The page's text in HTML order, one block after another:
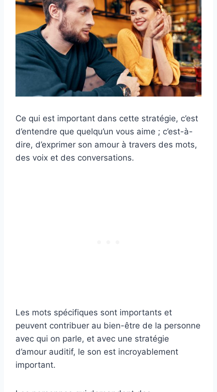
Ce qui est important dans cette stratégie, c’est
d’entendre que quelqu’un vous aime ; c’est-à-
dire, d’exprimer son amour à travers des mots,
des voix et des conversations.
Les mots spécifiques sont importants et
peuvent contribuer au bien-être de la personne
avec qui on parle, et avec une stratégie
d’amour auditif, le son est incroyablement
important.